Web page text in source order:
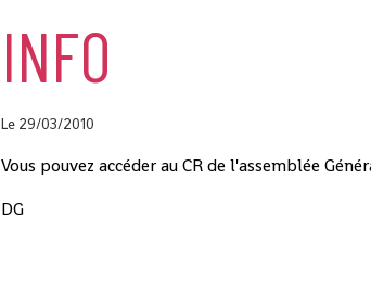
INFO
Le 29/03/2010
Vous pouvez accéder au CR de l'assemblée
DG